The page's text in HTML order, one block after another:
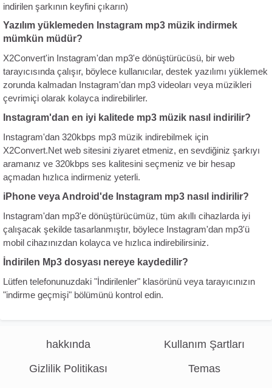
indirilen şarkının keyfini çıkarın)
Yazılım yüklemeden Instagram mp3 müzik indirmek
mümkün müdür?
X2Convert'in Instagram'dan mp3'e dönüştürücüsü, bir web
tarayıcısında çalışır, böylece kullanıcılar, destek yazılımı yüklemek
zorunda kalmadan Instagram'dan mp3 videoları veya müzikleri
çevrimiçi olarak kolayca indirebilirler.
Instagram'dan en iyi kalitede mp3 müzik nasıl indirilir?
Instagram'dan 320kbps mp3 müzik indirebilmek için
X2Convert.Net web sitesini ziyaret etmeniz, en sevdiğiniz şarkıyı
aramanız ve 320kbps ses kalitesini seçmeniz ve bir hesap
açmadan hızlıca indirmeniz yeterli.
iPhone veya Android'de Instagram mp3 nasıl indirilir?
Instagram'dan mp3'e dönüştürücümüz, tüm akıllı cihazlarda iyi
çalışacak şekilde tasarlanmıştır, böylece Instagram'dan mp3'ü
mobil cihazınızdan kolayca ve hızlıca indirebilirsiniz.
İndirilen Mp3 dosyası nereye kaydedilir?
Lütfen telefonunuzdaki "İndirilenler" klasörünü veya tarayıcınızın
"indirme geçmişi" bölümünü kontrol edin.
hakkında
Kullanım Şartları
Gizlilik Politikası
Temas